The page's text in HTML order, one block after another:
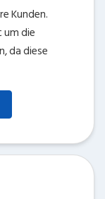
Kunden.
um die
da diese